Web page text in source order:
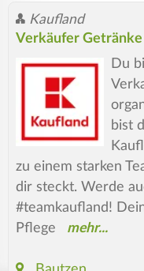
Kaufland
Verkäufer
Du
bist
zu einem starken
dir steckt. Werde
#teamkaufland!
Pflege